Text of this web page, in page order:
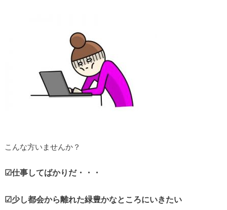
こんな方いませんか？
☑︎仕事してばかりだ・・・
☑︎少し都会から離れた緑豊かなところにいきたい